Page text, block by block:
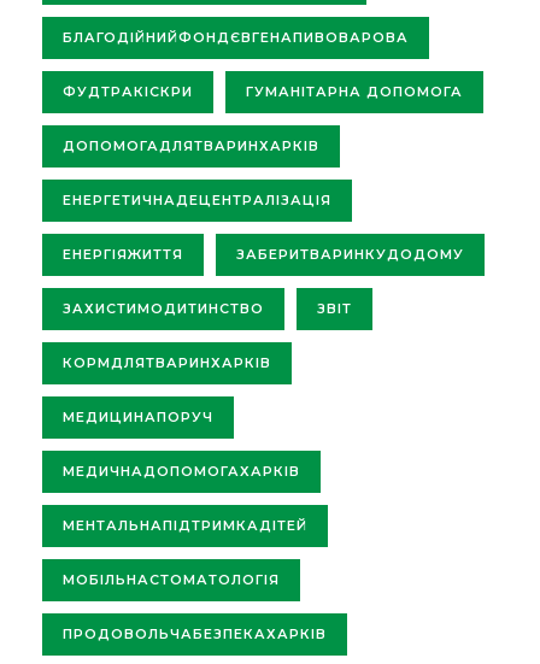
БЛАГОДІЙНИЙФОНДЄВГЕНАПИВОВАРОВА
ФУДТРАКІСКРИ ГУМАНІТАРНА ДОПОМОГА
ДОПОМОГАДЛЯТВАРИНХАРКІВ
ЕНЕРГЕТИЧНАДЕЦЕНТРАЛІЗАЦІЯ
ЕНЕРГІЯЖИТТЯ ЗАБЕРИТВАРИНКУДОДОМУ
ЗАХИСТИМОДИТИНСТВО ЗВІТ
КОРМДЛЯТВАРИНХАРКІВ
МЕДИЦИНАПОРУЧ
МЕДИЧНАДОПОМОГАХАРКІВ
МЕНТАЛЬНАПІДТРИМКАДІТЕЙ
МОБІЛЬНАСТОМАТОЛОГІЯ
ПРОДОВОЛЬЧАБЕЗПЕКАХАРКІВ